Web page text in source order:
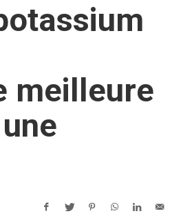
meilleure